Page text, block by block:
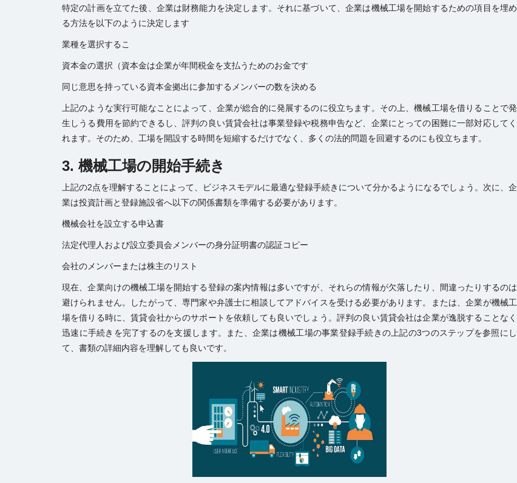
特定の計画を立てた後、企業は財務能力を決定します。それに基づいて、企業は機械工場を開始するための項目を埋め
る方法を以下のように決定します
業種を選択するこ
資本金の選択（資本金は企業が年間税金を支払うためのお金です
同じ意思を持っている資本金拠出に参加するメンバーの数を決める
上記のような実行可能なことによって、企業が総合的に発展するのに役立ちます。その上、機械工場を借りることで発
生しうる費用を節約できるし、評判の良い賃貸会社は事業登録や税務申告など、企業にとっての困難に一部対応してく
れます。そのため、工場を開設する時間を短縮するだけでなく、多くの法的問題を回避するのにも役立ちます。
3. 機械工場の開始手続き
上記の2点を理解することによって、ビジネスモデルに最適な登録手続きについて分かるようになるでしょう。次に、企
業は投資計画と登録施設省へ以下の関係書類を準備する必要があります。
機械会社を設立する申込書
法定代理人および設立委員会メンバーの身分証明書の認証コピー
会社のメンバーまたは株主のリスト
現在、企業向けの機械工場を開始する登録の案内情報は多いですが、それらの情報が欠落したり、間違ったりするのは
避けられません。したがって、専門家や弁護士に相談してアドバイスを受ける必要があります。または、企業が機械工
場を借りる時に、賃貸会社からのサポートを依頼しても良いでしょう。評判の良い賃貸会社は企業が逸脱することなく
迅速に手続きを完了するのを支援します。また、企業は機械工場の事業登録手続きの上記の3つのステップを参照にし
て、書類の詳細内容を理解しても良いです。